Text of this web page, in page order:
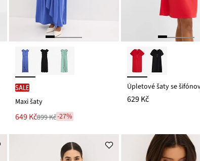
SALE
Maxi šaty
Nová
je
649 Kč
Zlevněno899 Kč-27%
629 Kč